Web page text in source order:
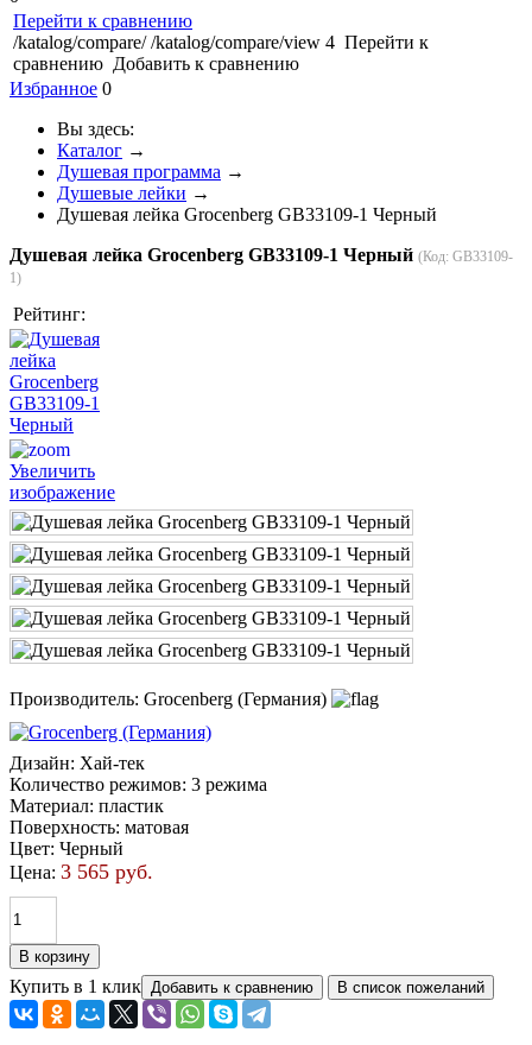
Перейти к сравнению
/katalog/compare/ /katalog/compare/view 4 Перейти к
сравнению Добавить к сравнению
Избранное 0
Вы здесь:
Каталог →
Душевая программа →
Душевые лейки →
Душевая лейка Grocenberg GB33109-1 Черный
Душевая лейка Grocenberg GB33109-1 Черный (Код: GB33109-
1)
Рейтинг:
Увеличить
изображение
Производитель: Grocenberg (Германия)
Дизайн: Хай-тек
Количество режимов: 3 режима
Материал: пластик
Поверхность: матовая
Цвет: Черный
Цена: 3 565 руб.
Купить в 1 клик